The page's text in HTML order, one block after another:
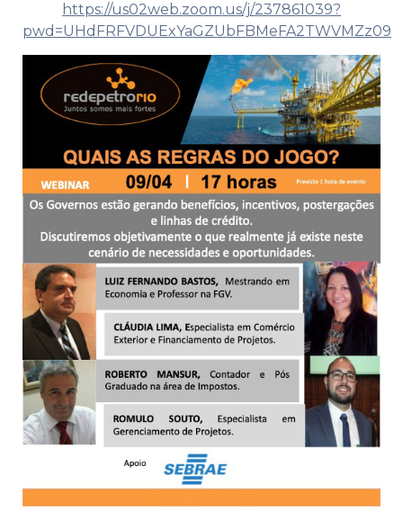
https://us02web.zoom.us/j/237861039?
pwd=UHdFRFVDUExYaGZUbFBMeFA2TWVMZz09